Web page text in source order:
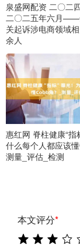
泉盛网配资 二〇二
二〇二五年六月——
关起诉涉电商领域
余人
惠红网 脊柱健康“指
什么每个人都应该懂
测量_评估_检测
本文评分*